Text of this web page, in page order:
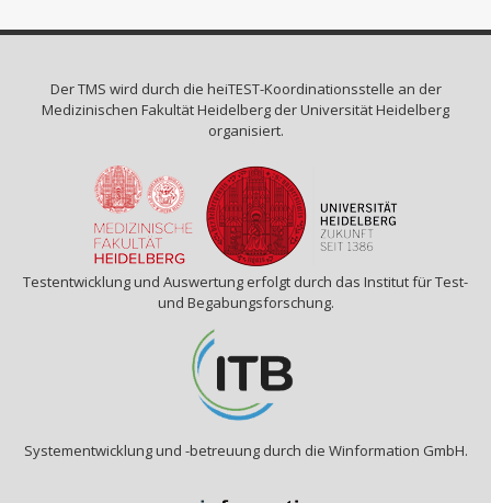
Der TMS wird durch die heiTEST-Koordinationsstelle an der
Medizinischen Fakultät Heidelberg der Universität Heidelberg
organisiert.
Testentwicklung und Auswertung erfolgt durch das Institut für Test-
und Begabungsforschung.
Systementwicklung und -betreuung durch die Winformation GmbH.